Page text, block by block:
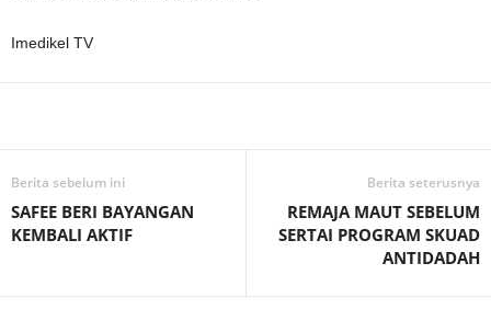
Imedikel TV
Berita sebelum ini
SAFEE BERI BAYANGAN
KEMBALI AKTIF
Berita seterusnya
REMAJA MAUT SEBELUM
SERTAI PROGRAM SKUAD
ANTIDADAH